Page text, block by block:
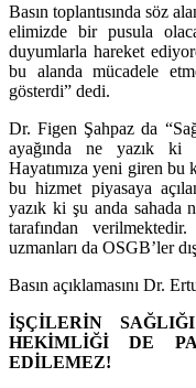
Basın toplantısında söz
elimizde bir pusula
duyumlarla hareket
bu alanda mücadele
gösterdi” dedi.
Dr. Figen Şahpaz da
ayağında ne yazık ki
Hayatımıza yeni giren
bu hizmet piyasaya
yazık ki şu anda sahada
tarafından
uzmanları da OSGB’ler
Basın açıklamasını Dr.
İŞÇİLERİN
HEKİMLİĞİ DE
EDİLEMEZ!